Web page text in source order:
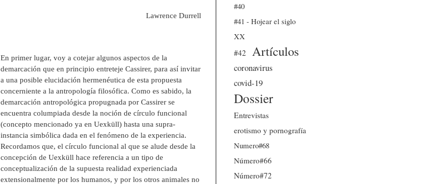
Lawrence Durrell
En primer lugar, voy a cotejar algunos aspectos de la
demarcación que en principio entreteje Cassirer, para así invitar
a una posible elucidación hermenéutica de esta propuesta
concerniente a la antropología filosófica. Como es sabido, la
demarcación antropológica propugnada por Cassirer se
encuentra columpiada desde la noción de círculo funcional
(concepto mencionado ya en Uexküll) hasta una supra-
instancia simbólica dada en el fenómeno de la experiencia.
Recordamos que, el círculo funcional al que se alude desde la
concepción de Uexküll hace referencia a un tipo de
conceptualización de la supuesta realidad experienciada
extensionalmente por los humanos, y por los otros animales no
#40
#41 - Hojear el siglo
XX
#42
Artículos
coronavirus
covid-19
Dossier
Entrevistas
erotismo y pornografía
Numero#68
Número#66
Número#72